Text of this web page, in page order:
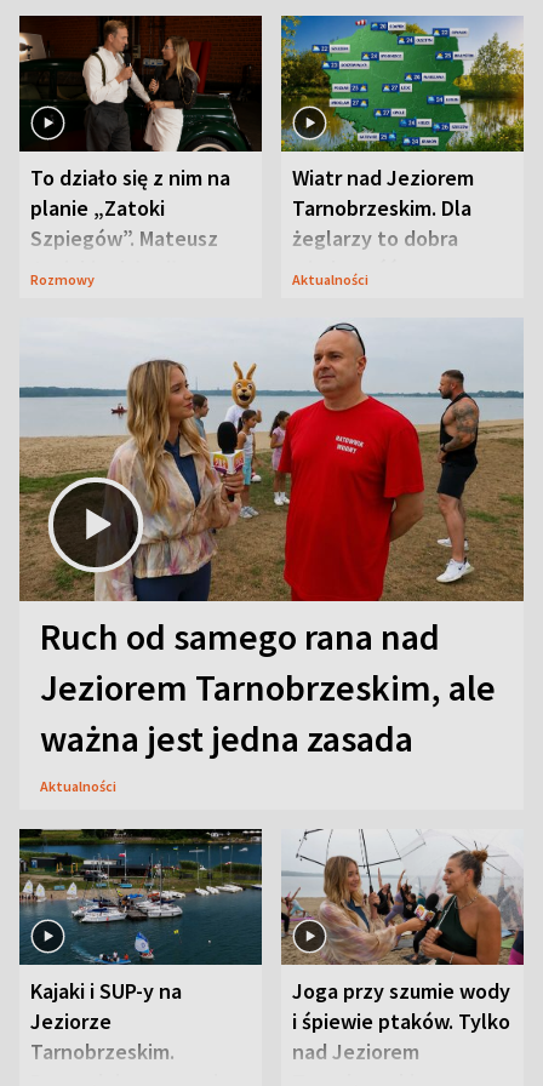
To działo się z nim na
planie „Zatoki
Szpiegów”. Mateusz
Janicki odsłonił
Rozmowy
Wiatr nad Jeziorem
Tarnobrzeskim. Dla
żeglarzy to dobra
wiadomość
Aktualności
Ruch od samego rana nad
Jeziorem Tarnobrzeskim, ale
ważna jest jedna zasada
Aktualności
Kajaki i SUP-y na
Jeziorze
Tarnobrzeskim.
Joga przy szumie wody
i śpiewie ptaków. Tylko
nad Jeziorem